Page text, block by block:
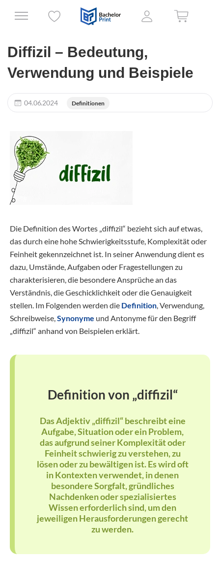
Diffizil – Bedeutung,
Verwendung und Beispiele
04.06.2024 Definitionen
Die Definition des Wortes „diffizil“ bezieht sich auf etwas,
das durch eine hohe Schwierigkeitsstufe, Komplexität oder
Feinheit gekennzeichnet ist. In seiner Anwendung dient es
dazu, Umstände, Aufgaben oder Fragestellungen zu
charakterisieren, die besondere Ansprüche an das
Verständnis, die Geschicklichkeit oder die Genauigkeit
stellen. Im Folgenden werden die Definition, Verwendung,
Schreibweise,Synonyme und Antonyme für den Begriff
„diffizil“ anhand von Beispielen erklärt.
Definition von „diffizil“
Das Adjektiv „diffizil“ beschreibt eine
Aufgabe, Situation oder ein Problem,
das aufgrund seiner Komplexität oder
Feinheit schwierig zu verstehen, zu
lösen oder zu bewältigen ist. Es wird oft
in Kontexten verwendet, in denen
besondere Sorgfalt, gründliches
Nachdenken oder spezialisiertes
Wissen erforderlich sind, um den
jeweiligen Herausforderungen gerecht
zu werden.